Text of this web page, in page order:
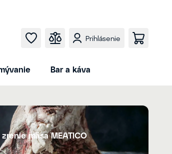
Prihlásenie
Bar a káva
mäsa MEATICO